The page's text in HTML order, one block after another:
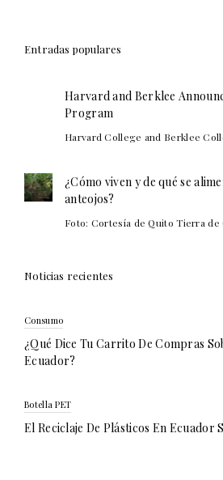
Entradas populares
Harvard and Berklee
Program
Harvard College and Berklee
¿Cómo viven y de qué se
anteojos?
Foto: Cortesía de Quito Tierra de
Noticias recientes
Consumo
¿Qué Dice Tu Carrito De Compras
Ecuador?
Botella PET
El Reciclaje De Plásticos En Ecuador